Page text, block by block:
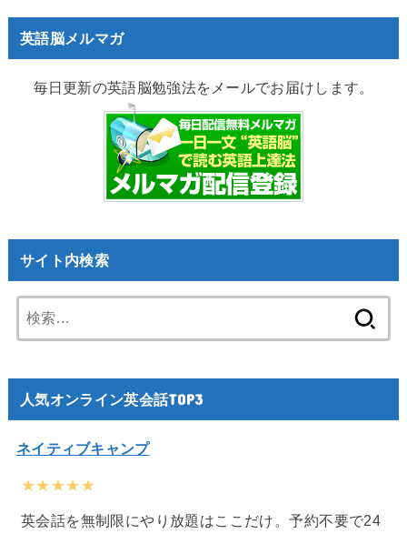
英語脳メルマガ
毎日更新の英語脳勉強法をメールでお届けします。
サイト内検索
索:
人気オンライン英会話TOP3
ネイティブキャンプ
★★★★★
英会話を無制限にやり放題はここだけ。予約不要で24